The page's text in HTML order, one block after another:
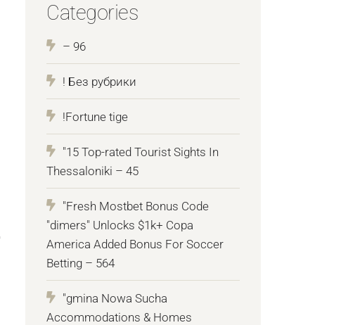
Categories
– 96
! Без рубрики
!Fortune tige
"15 Top-rated Tourist Sights In
Thessaloniki – 45
"Fresh Mostbet Bonus Code
"dimers" Unlocks $1k+ Copa
America Added Bonus For Soccer
Betting – 564
"gmina Nowa Sucha
Accommodations & Homes